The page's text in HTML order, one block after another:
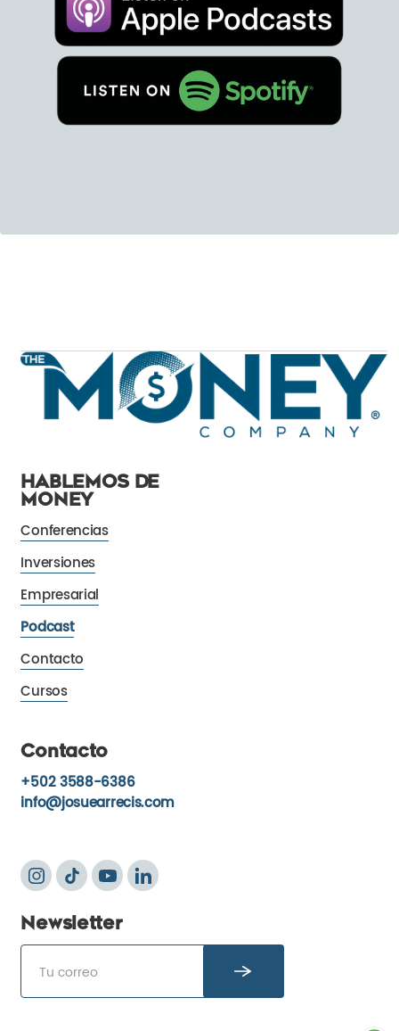
HABLEMOS DE
MONEY
Conferencias
Inversiones
Empresarial
Podcast
Contacto
Cursos
Contacto
+502 3588-6386
info@josuearrecis.com
Newsletter